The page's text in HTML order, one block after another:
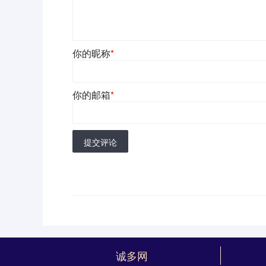
你的昵称*
你的邮箱*
提交评论
诚多网